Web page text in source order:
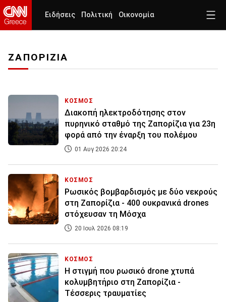
Ειδήσεις Πολιτική Οικονομία
ΖΑΠΟΡΙΖΙΑ
ΚΟΣΜΟΣ
Διακοπή ηλεκτροδότησης στον
πυρηνικό σταθμό της Ζαπορίζια για 23η
φορά από την έναρξη του πολέμου
01 Αυγ 2026 20:24
ΚΟΣΜΟΣ
Ρωσικός βομβαρδισμός με δύο νεκρούς
στη Ζαπορίζια - 400 ουκρανικά drones
στόχευσαν τη Μόσχα
20 Ιουλ 2026 08:19
ΚΟΣΜΟΣ
Η στιγμή που ρωσικό drone χτυπά
κολυμβητήριο στη Ζαπορίζια -
Τέσσερις τραυματίες